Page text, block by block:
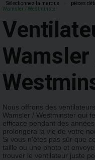
Sélectionnez la marque pièces
Wamsler / Westminster
Nous offrons des
Wamsler / Westminster qui
efficace pendant des
prolongera la vie de votre
Si vous n'êtes pas sûr que
taille ou une photo et
trouver le ventilateur juste